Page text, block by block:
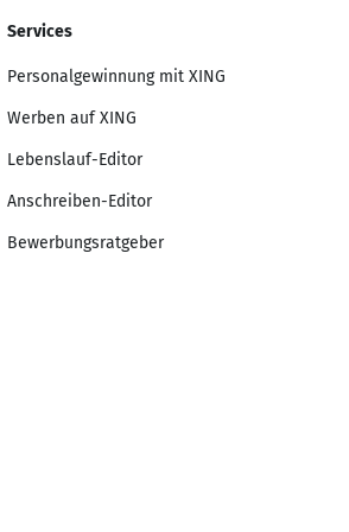
Services
Personalgewinnung mit XING
Werben auf XING
Lebenslauf-Editor
Anschreiben-Editor
Bewerbungsratgeber